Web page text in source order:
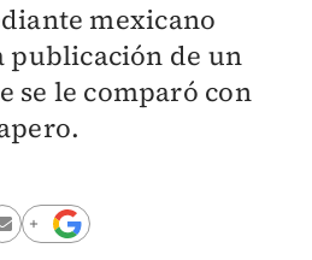
mexicano
publicación de un
se le comparó con